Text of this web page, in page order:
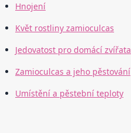
Hnojení
Květ rostliny zamioculcas
Jedovatost pro domácí zvířata
Zamioculcas a jeho pěstování
Umístění a pěstební teploty